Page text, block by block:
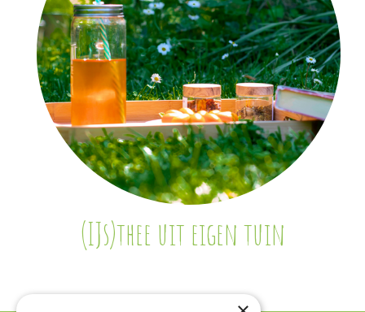
(IJs)thee uit eigen tuin